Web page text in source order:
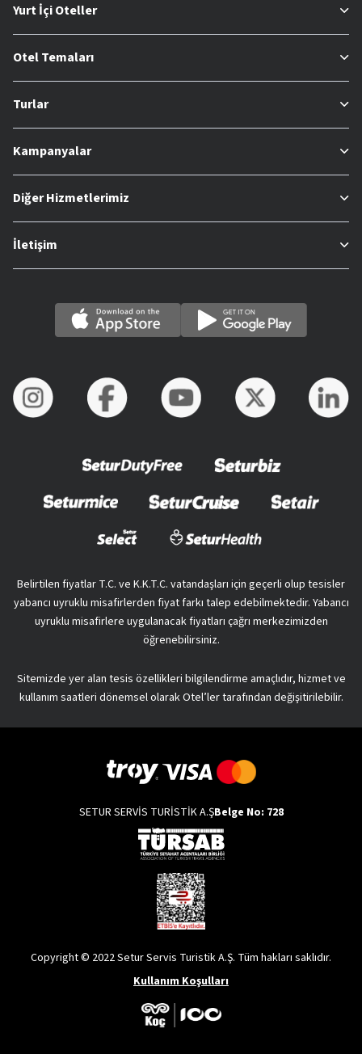
Yurt İçi Oteller
Otel Temaları
Turlar
Kampanyalar
Diğer Hizmetlerimiz
İletişim
Belirtilen fiyatlar T.C. ve K.K.T.C. vatandaşları için geçerli olup tesisler
yabancı uyruklu misafirlerden fiyat farkı talep edebilmektedir. Yabancı
uyruklu misafirlere uygulanacak fiyatları çağrı merkezimizden
öğrenebilirsiniz.
Sitemizde yer alan tesis özellikleri bilgilendirme amaçlıdır, hizmet ve
kullanım saatleri dönemsel olarak Otel’ler tarafından değişitirilebilir.
SETUR SERVİS TURİSTİK A.ŞBelge No: 728
Copyright © 2022 Setur Servis Turistik A.Ş. Tüm hakları saklıdır.
Kullanım Koşulları